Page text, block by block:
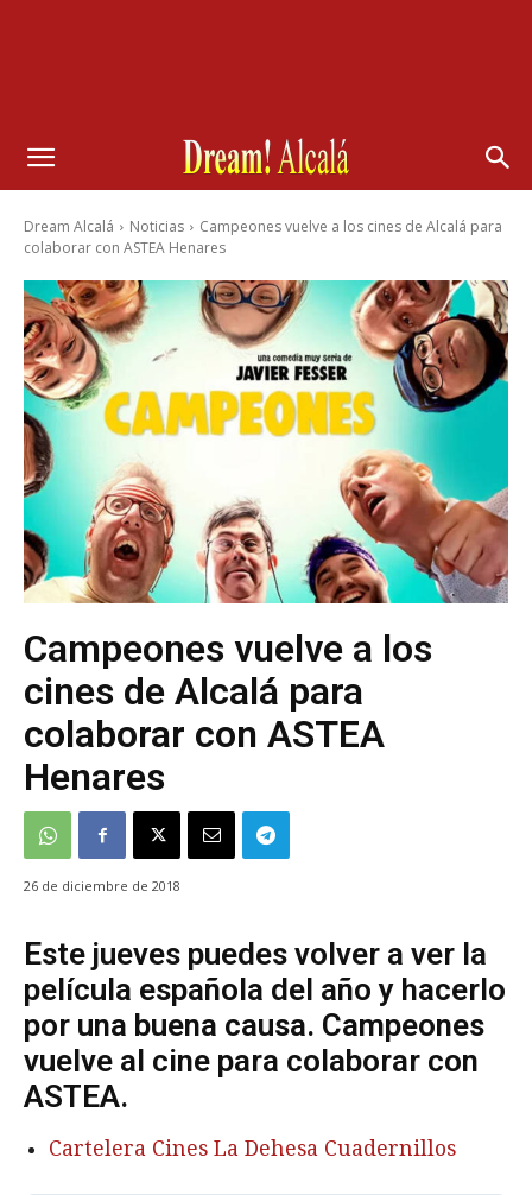
Dream Alcalá Noticias
Campeones vuelve a los cines de Alcalá para
colaborar con ASTEA Henares
Campeones vuelve a los
cines de Alcalá para
colaborar con ASTEA
Henares
26 de diciembre de 2018
Este jueves puedes volver a ver la
película española del año y hacerlo
por una buena causa. Campeones
vuelve al cine para colaborar con
ASTEA.
Cartelera Cines La Dehesa Cuadernillos